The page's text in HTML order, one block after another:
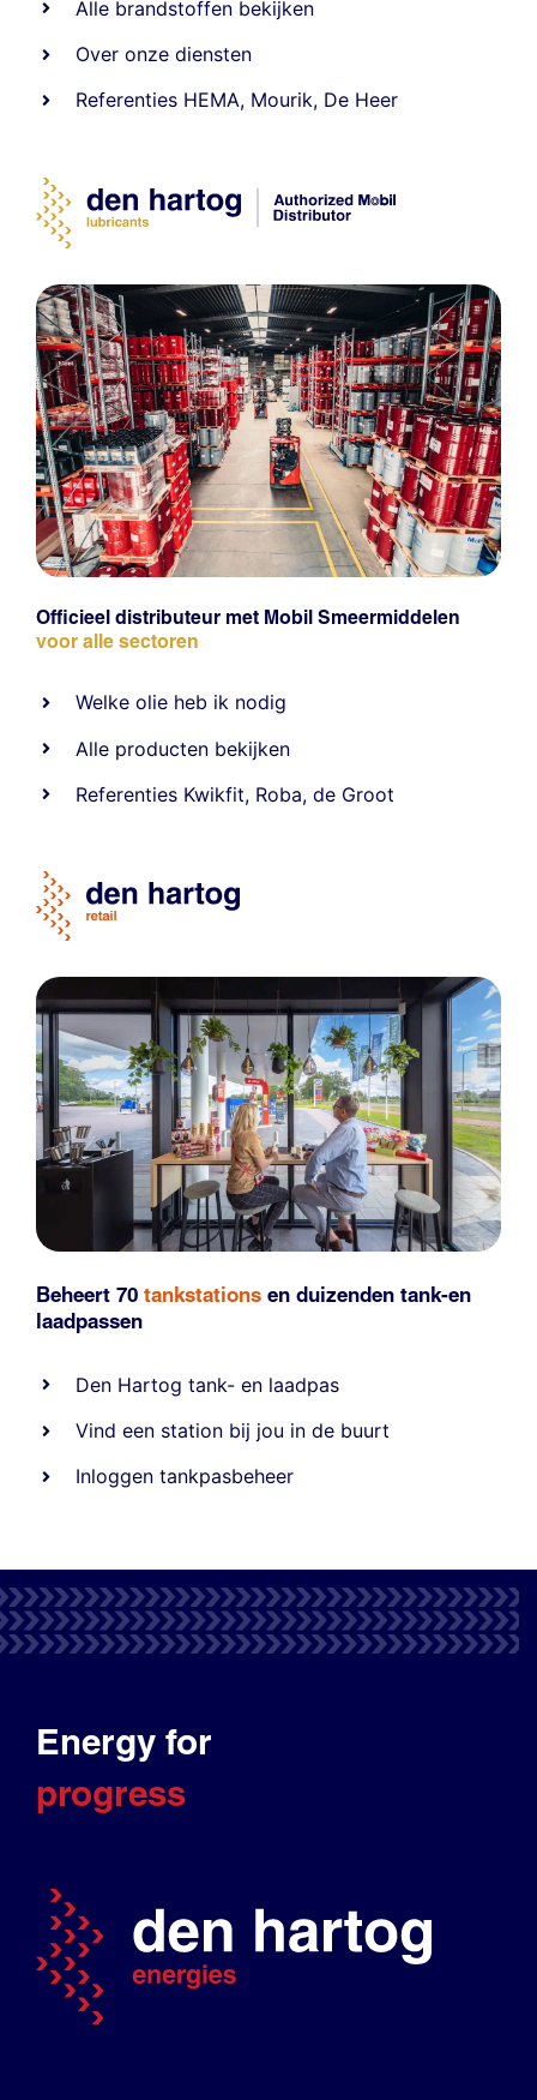
Alle brandstoffen bekijken
Over onze diensten
Referenties HEMA, Mourik, De Heer
Officieel distributeur met Mobil Smeermiddelen
voor alle sectoren
Welke olie heb ik nodig
Alle producten bekijken
Referenties Kwikfit, Roba,de Groot
Beheert 70 tankstations en duizenden tank-en
laadpassen
Den Hartog tank- en laadpas
Vind een station bij jou in de buurt
Inloggen tankpasbeheer
Energy for
progress